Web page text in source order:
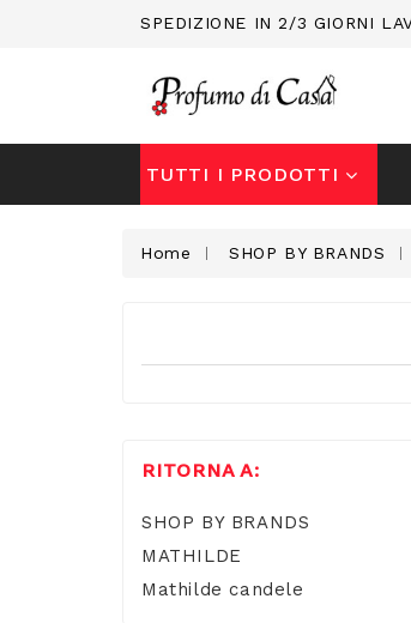
SPEDIZIONE IN 2/3 GIORNI
TUTTI I PRODOTTI
Home SHOP BY BRANDS
RITORNA A:
SHOP BY BRANDS
MATHILDE
Mathilde candele